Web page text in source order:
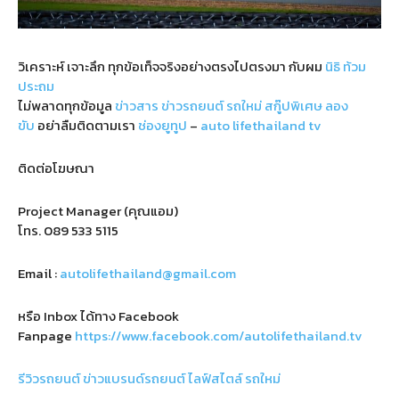
วิเคราะห์ เจาะลึก ทุกข้อเท็จจริงอย่างตรงไปตรงมา กับผม นิธิ ท้วม
ประถม
ไม่พลาดทุกข้อมูล ข่าวสาร ข่าวรถยนต์รถใหม่สกู๊ปพิเศษลอง
ขับ อย่าลืมติดตามเรา ช่องยูทูป – auto lifethailand tv
ติดต่อโฆษณา
Project Manager (คุณแอม)
โทร.089 533 5115
Email :autolifethailand@gmail.com
หรือ Inbox ได้ทาง Facebook
Fanpage https://www.facebook.com/autolifethailand.tv
รีวิวรถยนต์ข่าวแบรนด์รถยนต์ไลฟ์สไตล์รถใหม่